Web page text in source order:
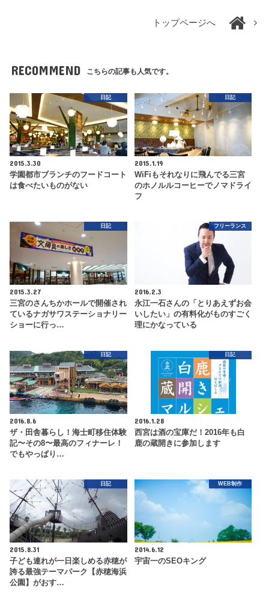
トップページへ
RECOMMEND こちらの記事も人気です。
日記
2015.3.30
学園都市ブランチのフードコート
は食べたいものがない
日記
2015.1.19
WiFiもそれなりに飛んでる三宮
のホノルルコーヒーでノマドライ
フ
日記
2015.3.27
三宮のさんちかホールで開催され
ているナガサワステーショナリー
ショーに行っ…
フリーランス
2016.2.3
永江一石さんの「とりあえずお会
いしたい」の有料化がものすごく
理にかなっている
日記
2016.8.6
ザ・田舎暮らし！海士町移住体験
記〜その8〜最高のフィナーレ！
でもやっぱり…
日記
2016.1.28
西宮は酒の宝庫だ！2016年も白
鹿の蔵開きに参加します
日記
2015.8.31
子ども連れが一日楽しめる赤穂が
誇る最強テーマパーク【赤穂海浜
公園】がおす…
WEB制作
2014.6.12
宇宙一のSEOキング